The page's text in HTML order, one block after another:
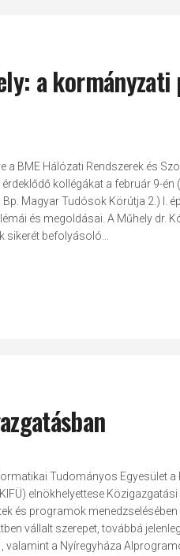
a
BME Hálózati Rendszerek és
kollégákat a február 9-
Magyar Tudósok Körútja 2.) I.
és megoldásai. A Műhely dr.
befolyásoló...
Tudományos Egyesület
elnökhelyettese
és programok
vállalt szerepet, továbbá
a Nyíregyháza